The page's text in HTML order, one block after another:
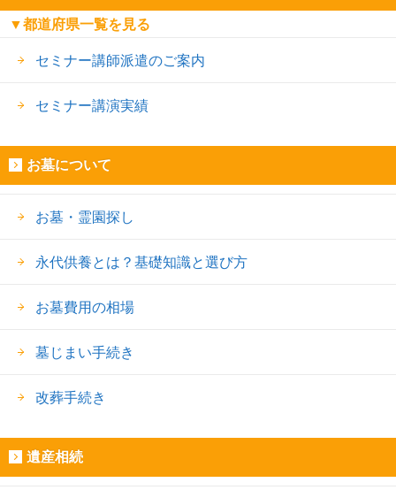
▼都道府県一覧を見る
セミナー講師派遣のご案内
セミナー講演実績
お墓について
お墓・霊園探し
永代供養とは？基礎知識と選び方
お墓費用の相場
墓じまい手続き
改葬手続き
遺産相続